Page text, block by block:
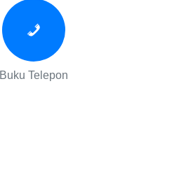
Buku Telepon